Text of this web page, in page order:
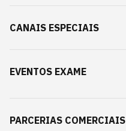
CANAIS ESPECIAIS
EVENTOS EXAME
PARCERIAS COMERCIAIS